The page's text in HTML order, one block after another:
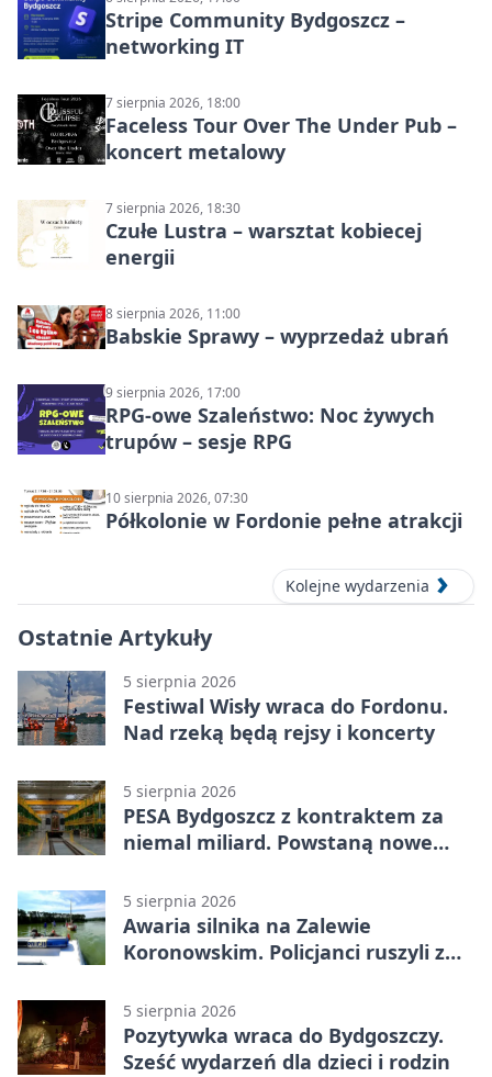
Stripe Community Bydgoszcz –
networking IT
7 sierpnia 2026, 18:00
Faceless Tour Over The Under Pub –
koncert metalowy
7 sierpnia 2026, 18:30
Czułe Lustra – warsztat kobiecej
energii
8 sierpnia 2026, 11:00
Babskie Sprawy – wyprzedaż ubrań
9 sierpnia 2026, 17:00
RPG-owe Szaleństwo: Noc żywych
trupów – sesje RPG
10 sierpnia 2026, 07:30
Półkolonie w Fordonie pełne atrakcji
Kolejne wydarzenia
Ostatnie Artykuły
5 sierpnia 2026
Festiwal Wisły wraca do Fordonu.
Nad rzeką będą rejsy i koncerty
5 sierpnia 2026
PESA Bydgoszcz z kontraktem za
niemal miliard. Powstaną nowe
5 sierpnia 2026
Awaria silnika na Zalewie
Koronowskim. Policjanci ruszyli z
5 sierpnia 2026
Pozytywka wraca do Bydgoszczy.
Sześć wydarzeń dla dzieci i rodzin